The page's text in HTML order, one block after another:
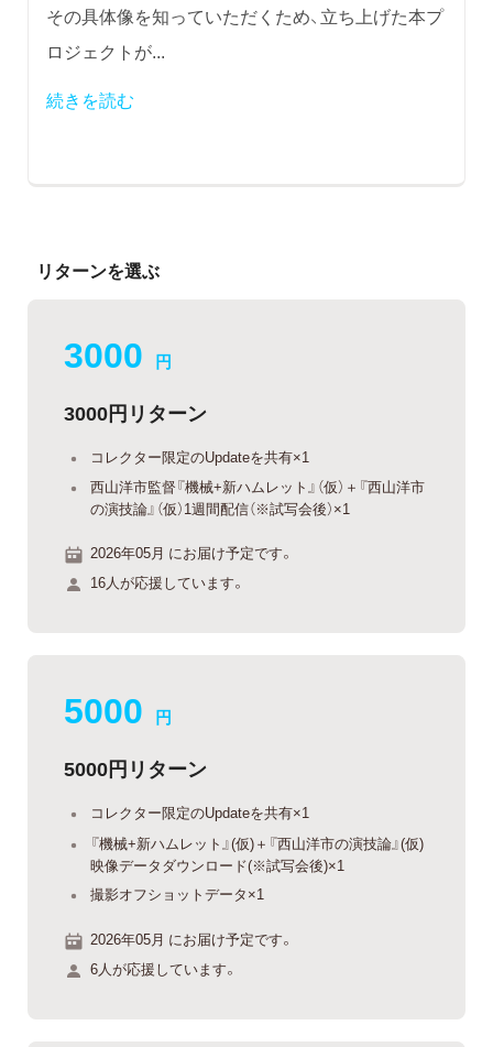
その具体像を知っていただくため、立ち上げた本プ
ロジェクトが...
続きを読む
リターンを選ぶ
3000 円
3000円リターン
コレクター限定のUpdateを共有×1
西山洋市監督『機械+新ハムレット』（仮）＋『西山洋市
の演技論』（仮）1週間配信（※試写会後）×1
2026年05月 にお届け予定です。
16人が応援しています。
5000 円
5000円リターン
コレクター限定のUpdateを共有×1
『機械+新ハムレット』(仮)＋『西山洋市の演技論』(仮)
映像データダウンロード(※試写会後)×1
撮影オフショットデータ×1
2026年05月 にお届け予定です。
6人が応援しています。